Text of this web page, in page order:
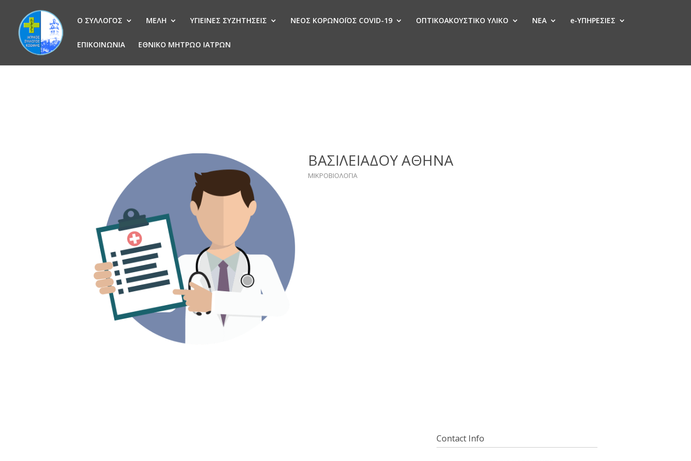
Ο ΣΥΛΛΟΓΟΣ ΜΕΛΗ ΥΓΙΕΙΝΕΣ ΣΥΖΗΤΗΣΕΙΣ ΝΕΟΣ ΚΟΡΩΝΟΪΟΣ COVID-19 ΟΠΤΙΚΟΑΚΟΥΣΤΙΚΟ ΥΛΙΚΟ ΝΕΑ e-ΥΠΗΡΕΣΙΕΣ
ΕΠΙΚΟΙΝΩΝΙΑ ΕΘΝΙΚΟ ΜΗΤΡΩΟ ΙΑΤΡΩΝ
ΒΑΣΙΛΕΙΑΔΟΥ ΑΘΗΝΑ
ΜΙΚΡΟΒΙΟΛΟΓΙΑ
Contact Info